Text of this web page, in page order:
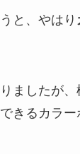
と、やはり
ましたが
きるカラー